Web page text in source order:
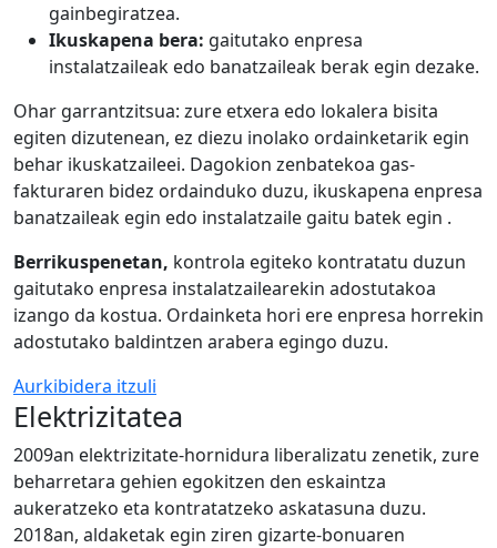
gainbegiratzea.
Ikuskapena bera: gaitutako enpresa
instalatzaileak edo banatzaileak berak egin dezake.
Ohar garrantzitsua: zure etxera edo lokalera bisita
egiten dizutenean, ez diezu inolako ordainketarik egin
behar ikuskatzaileei. Dagokion zenbatekoa gas-
fakturaren bidez ordainduko duzu, ikuskapena enpresa
banatzaileak egin edo instalatzaile gaitu batek egin .
Berrikuspenetan, kontrola egiteko kontratatu duzun
gaitutako enpresa instalatzailearekin adostutakoa
izango da kostua. Ordainketa hori ere enpresa horrekin
adostutako baldintzen arabera egingo duzu.
Aurkibidera itzuli
Elektrizitatea
2009an elektrizitate-hornidura liberalizatu zenetik, zure
beharretara gehien egokitzen den eskaintza
aukeratzeko eta kontratatzeko askatasuna duzu.
2018an, aldaketak egin ziren gizarte-bonuaren